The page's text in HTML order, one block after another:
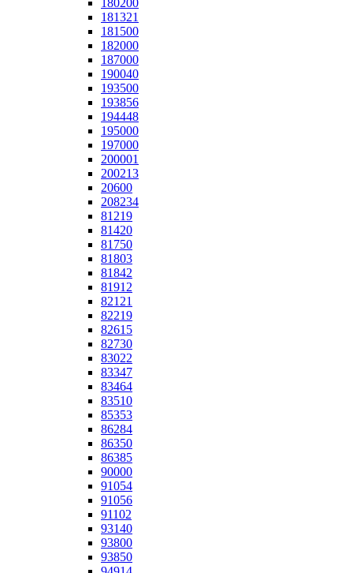
180200
181321
181500
182000
187000
190040
193500
193856
194448
195000
197000
200001
200213
20600
208234
81219
81420
81750
81803
81842
81912
82121
82219
82615
82730
83022
83347
83464
83510
85353
86284
86350
86385
90000
91054
91056
91102
93140
93800
93850